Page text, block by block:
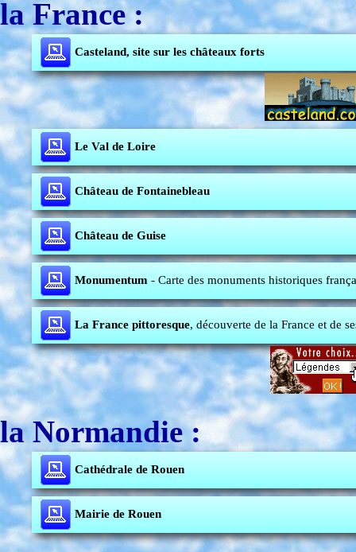
la France :
Casteland, site sur les châteaux forts
Le Val de Loire
Château de Fontainebleau
Château de Guise
Monumentum - Carte des monuments historiques
La France pittoresque, découverte de la France et de
la Normandie :
Cathédrale de Rouen
Mairie de Rouen